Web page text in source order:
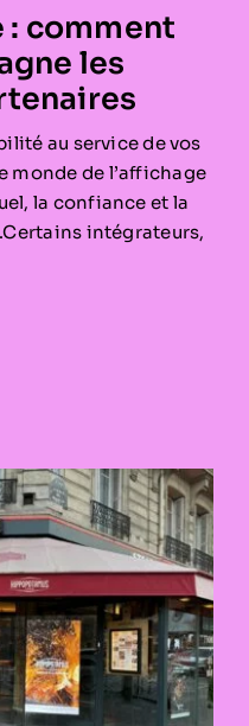
: comment
les
au service de vos
monde de l’affichage
la confiance et la
intégrateurs,